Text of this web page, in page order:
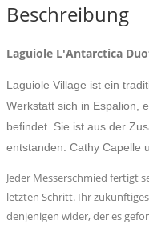
Beschreibung
Laguiole L'Antarctica
Laguiole Village ist ein
Werkstatt sich in Espalion,
befindet. Sie ist aus der
entstanden: Cathy Capelle
Jeder Messerschmied fertigt
letzten Schritt. Ihr
denjenigen wider, der es